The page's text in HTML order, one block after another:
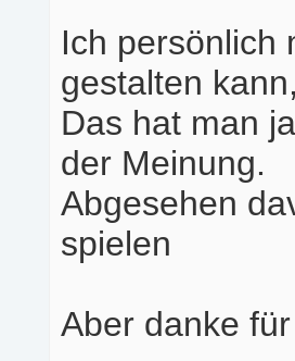
Ich persönlich
gestalten
Das hat man
der Meinung.
Abgesehen
spielen
Aber danke